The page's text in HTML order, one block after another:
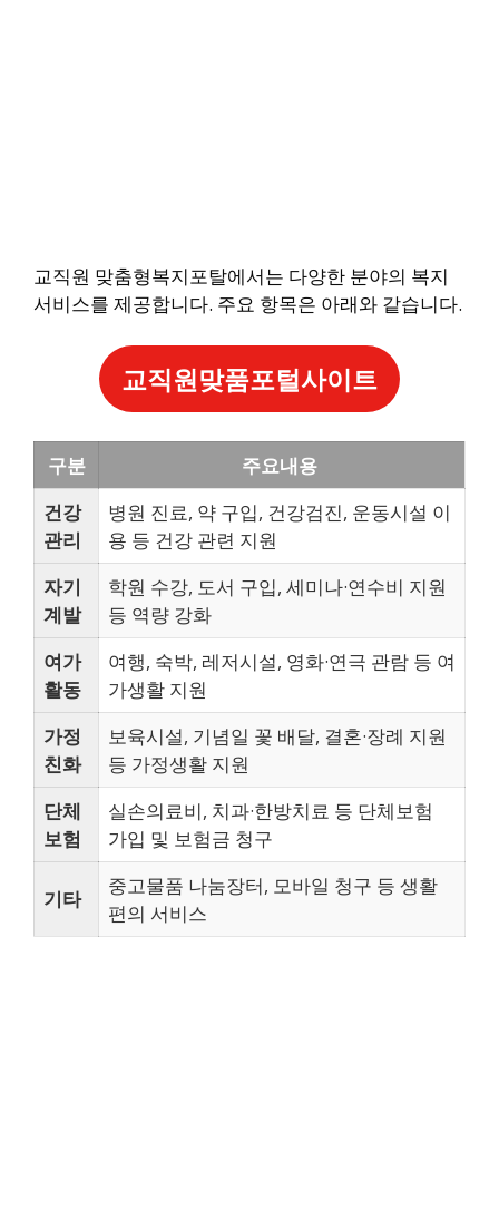
교직원 맞춤형복지포탈에서는 다양한 분야의 복지
서비스를 제공합니다. 주요 항목은 아래와 같습니다.
교직원맞품포털사이트
구분
주요내용
건강
관리
병원 진료, 약 구입, 건강검진, 운동시설 이
용 등 건강 관련 지원
자기
계발
학원 수강, 도서 구입, 세미나·연수비 지원
등 역량 강화
여가
활동
여행, 숙박, 레저시설, 영화·연극 관람 등 여
가생활 지원
가정
친화
보육시설, 기념일 꽃 배달, 결혼·장례 지원
등 가정생활 지원
단체
보험
실손의료비, 치과·한방치료 등 단체보험
가입 및 보험금 청구
기타
중고물품 나눔장터, 모바일 청구 등 생활
편의 서비스